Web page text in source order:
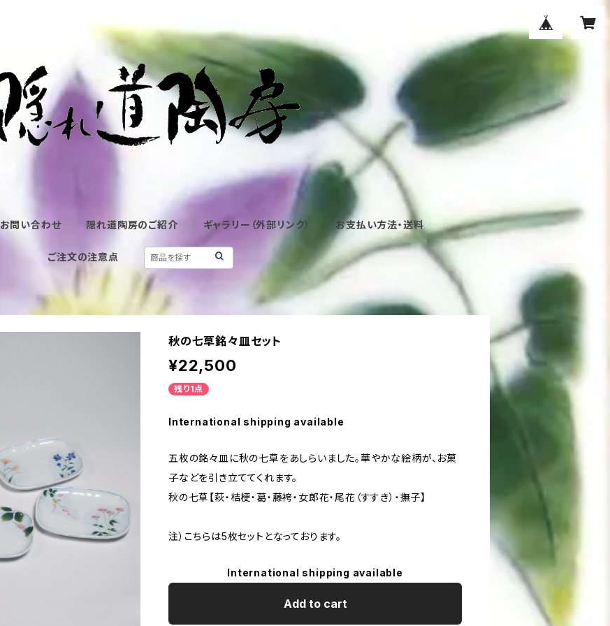
お問い合わせ 隠れ道陶房のご紹介 ギャラリー（外部リンク） お支払い方法・送料
ご注文の注意点
秋の七草銘々皿セット
¥22,500
残り1点
International shipping available
五枚の銘々皿に秋の七草をあしらいました。華やかな絵柄が、お菓
子などを引き立ててくれます。
秋の七草【萩・桔梗・葛・藤袴・女郎花・尾花（すすき）・撫子】
注）こちらは5枚セットとなっております。
International shipping available
Add to cart